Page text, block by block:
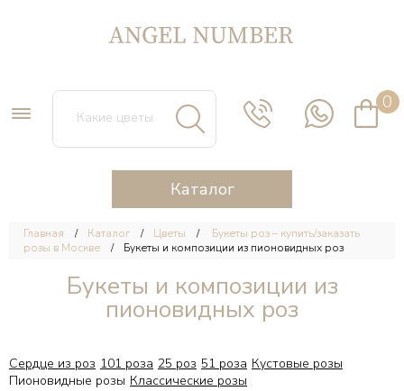
0
Каталог
Главная Каталог Цветы
Букеты роз – купить/заказать
розы в Москве
Букеты и композиции из пионовидных роз
Букеты и композиции из
пионовидных роз
Сердце из роз 101 роза 25 роз 51 роза Кустовые розы
Пионовидные розы Классические розы